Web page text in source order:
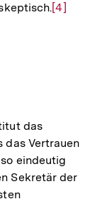
Zur
[4]
das
das Vertrauen
eindeutig
Sekretär der